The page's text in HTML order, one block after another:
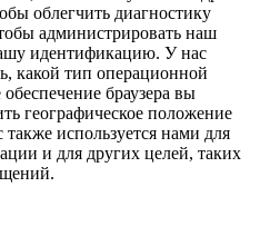
облегчить диагностику
администрировать наш
идентификацию. У нас
какой тип операционной
браузера вы
географическое положение
используется нами для
и для других целей, таких